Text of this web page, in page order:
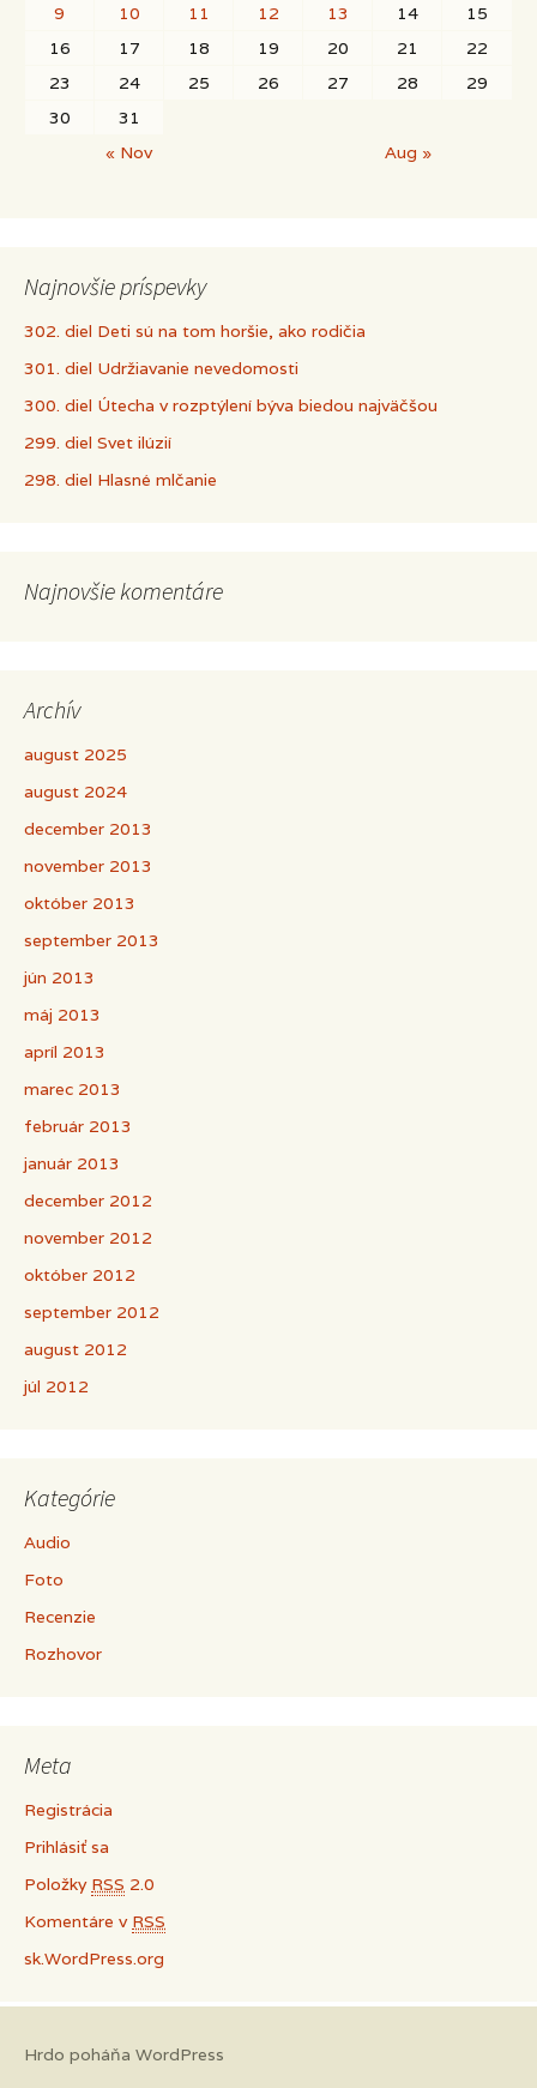
« Nov Aug »
9
10 11 12 13 14
15
16
17 18 19 20 21
22
23
24 25 26 27 28
29
30
31
Najnovšie príspevky
302. diel Deti sú na tom horšie, ako rodičia
301. diel Udržiavanie nevedomosti
300. diel Útecha v rozptýlení býva biedou najväčšou
299. diel Svet ilúzií
298. diel Hlasné mlčanie
Najnovšie komentáre
Archív
august 2025
august 2024
december 2013
november 2013
október 2013
september 2013
jún 2013
máj 2013
apríl 2013
marec 2013
február 2013
január 2013
december 2012
november 2012
október 2012
september 2012
august 2012
júl 2012
Kategórie
Audio
Foto
Recenzie
Rozhovor
Meta
Registrácia
Prihlásiť sa
Položky RSS 2.0
Komentáre v RSS
sk.WordPress.org
Hrdo poháňa WordPress